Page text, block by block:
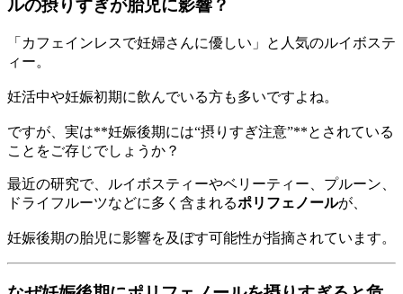
ルの摂りすぎが胎児に影響？
「カフェインレスで妊婦さんに優しい」と人気のルイボステ
ィー。
妊活中や妊娠初期に飲んでいる方も多いですよね。
ですが、実は**妊娠後期には“摂りすぎ注意”**とされている
ことをご存じでしょうか？
最近の研究で、ルイボスティーやベリーティー、プルーン、
ドライフルーツなどに多く含まれるポリフェノールが、
妊娠後期の胎児に影響を及ぼす可能性が指摘されています。